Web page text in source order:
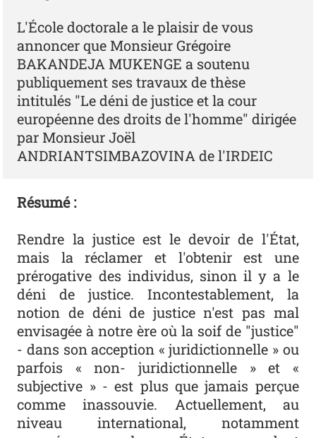
L'École doctorale a le plaisir de vous
annoncer que Monsieur Grégoire
BAKANDEJA MUKENGE a soutenu
publiquement ses travaux de thèse
intitulés "Le déni de justice et la cour
européenne des droits de l'homme" dirigée
par Monsieur Joël
ANDRIANTSIMBAZOVINA de l'IRDEIC
Résumé :
Rendre la justice est le devoir de l'État,
mais la réclamer et l'obtenir est une
prérogative des individus, sinon il y a le
déni de justice. Incontestablement, la
notion de déni de justice n'est pas mal
envisagée à notre ère où la soif de "justice"
- dans son acception « juridictionnelle » ou
parfois « non- juridictionnelle » et «
subjective » - est plus que jamais perçue
comme inassouvie. Actuellement, au
niveau international, notamment